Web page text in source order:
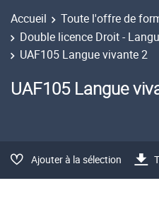
Accueil Toute l'offre de
Double licence Droit -
UAF105 Langue vivante 2
UAF105 Langue
Ajouter à la sélection